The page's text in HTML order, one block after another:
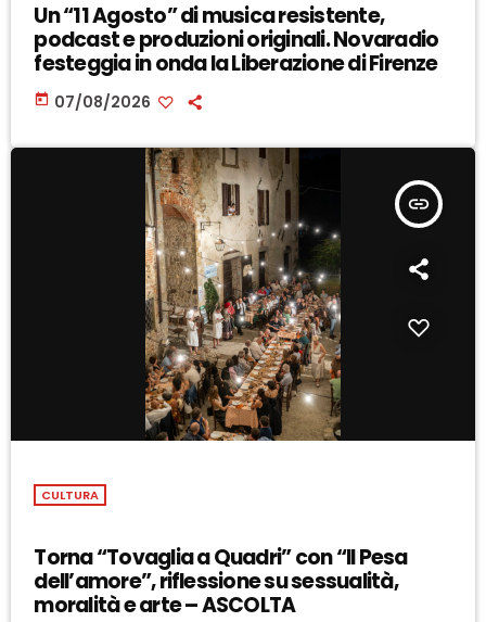
Un “11 Agosto” di musica resistente,
podcast e produzioni originali. Novaradio
festeggia in onda la Liberazione di Firenze
today 07/08/2026
insert_link
CULTURA
Torna “Tovaglia a Quadri” con “Il Pesa
dell’amore”, riflessione su sessualità,
moralità e arte – ASCOLTA